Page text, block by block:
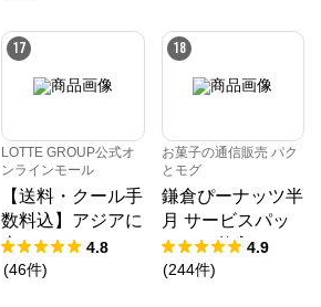
17
LOTTE GROUP公式オ
ンラインモール
【送料・クール手
数料込】アジアに
恋してアイスセッ
ト（クリアファイ
4.8
(46件)
18
お菓子の通信販売 パク
とモグ
鎌倉ぴーナッツ半
月 サービスパッ
ク 10枚入4.9
(244件)